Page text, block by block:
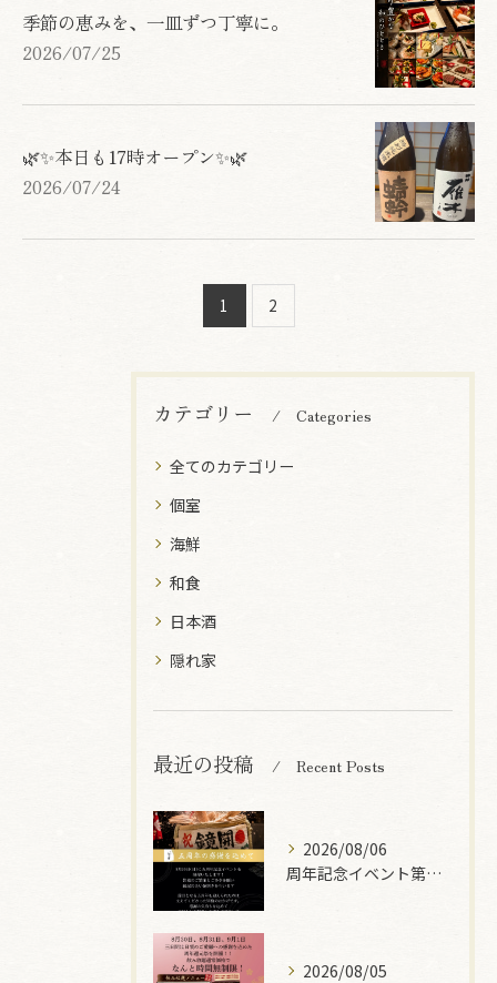
季節の恵みを、一皿ずつ丁寧に。
2026/07/25
🌿✨本日も17時オープン✨🌿
2026/07/24
1 2
カテゴリー Categories
全てのカテゴリー
個室
海鮮
和食
日本酒
隠れ家
最近の投稿 Recent Posts
2026/08/06
周年記念イベント第二弾🎉
2026/08/05